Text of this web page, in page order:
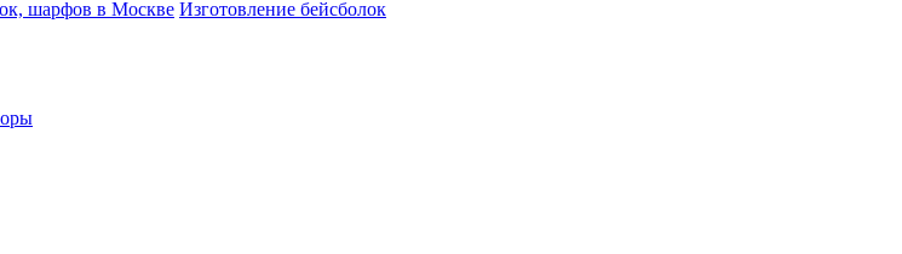
шарфов в Москве Изготовление бейсболок